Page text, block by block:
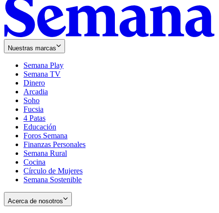
Nuestras marcas
Semana Play
Semana TV
Dinero
Arcadia
Soho
in
new
window
Fucsia
in
new
window
4 Patas
Educación
Foros Semana
Finanzas Personales
Semana Rural
Cocina
Círculo de Mujeres
Semana Sostenible
Acerca de nosotros